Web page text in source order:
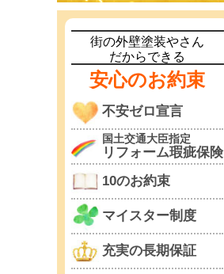
街の外壁塗装やさん
だからできる
安心のお約束
不安ゼロ宣言
国土交通大臣指定
リフォーム瑕疵保険
10のお約束
マイスター制度
充実の長期保証